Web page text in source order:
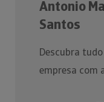
Antonio
Santos
Descubra
empresa com